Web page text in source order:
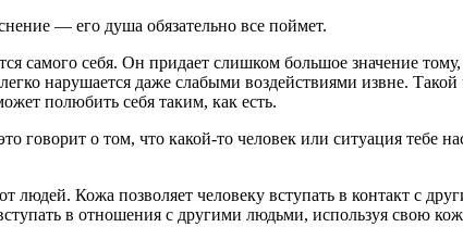
— его душа обязательно все поймет.
самого себя. Он придает слишком большое значение
нарушается даже слабыми воздействиями извне.
полюбить себя таким, как есть.
говорит о том, что какой-то человек или ситуация тебе
людей. Кожа позволяет человеку вступать в контакт с
в отношения с другими людьми, используя свою